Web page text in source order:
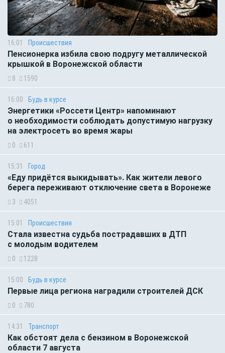
16:01 Происшествия
Пенсионерка избила свою подругу металлической
крышкой в Воронежской области
8 1590
16:00 Будь в курсе
Энергетики «Россети Центр» напоминают
о необходимости соблюдать допустимую нагрузку
на электросеть во время жары
0 611
15:31 Город
«Еду придётся выкидывать». Как жители левого
берега переживают отключение света в Воронеже
3 4051
15:01 Происшествия
Стала известна судьба пострадавших в ДТП
с молодым водителем
0 1228
15:00 Будь в курсе
Первые лица региона наградили строителей ДСК
0 780
14:31 Транспорт
Как обстоят дела с бензином в Воронежской
области 7 августа